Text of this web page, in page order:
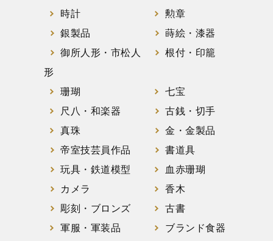
時計
勲章
銀製品
蒔絵・漆器
御所人形・市松人
形
根付・印籠
珊瑚
七宝
尺八・和楽器
古銭・切手
真珠
金・金製品
帝室技芸員作品
書道具
玩具・鉄道模型
血赤珊瑚
カメラ
香木
彫刻・ブロンズ
古書
軍服・軍装品
ブランド食器